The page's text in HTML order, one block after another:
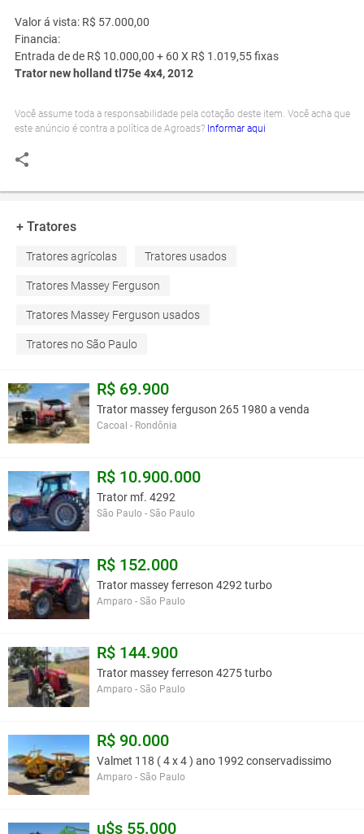
Valor á vista: R$ 57.000,00
Financia:
Entrada de de R$ 10.000,00 + 60 X R$ 1.019,55 fixas
Trator new holland tl75e 4x4, 2012
Você assume toda a responsabilidade pela cotação deste item. Você acha que
este anúncio é contra a política de Agroads? Informar aqui
+ Tratores
Tratores agrícolas Tratores usados
Tratores Massey Ferguson
Tratores Massey Ferguson usados
Tratores no São Paulo
R$ 69.900
Trator massey ferguson 265 1980 a venda
Cacoal - Rondônia
R$ 10.900.000
Trator mf. 4292
São Paulo - São Paulo
R$ 152.000
Trator massey ferreson 4292 turbo
Amparo - São Paulo
R$ 144.900
Trator massey ferreson 4275 turbo
Amparo - São Paulo
R$ 90.000
Valmet 118 ( 4 x 4 ) ano 1992 conservadissimo
Amparo - São Paulo
u$s 55.000